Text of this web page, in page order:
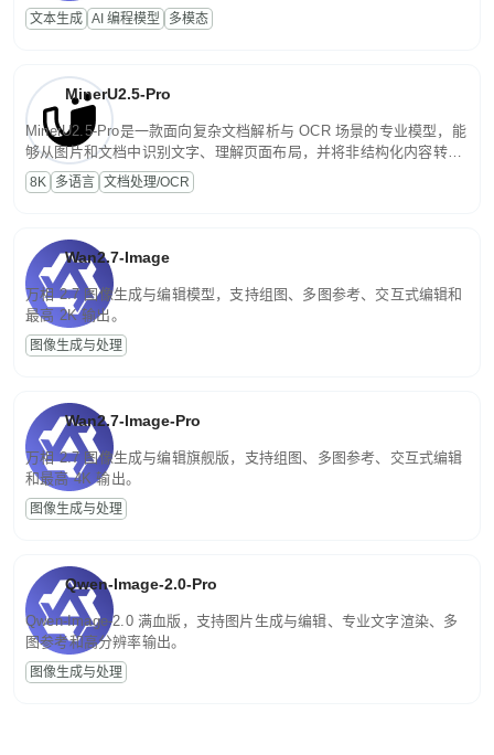
话端到端交付生产级成果。原生视觉理解贯穿规划、执行与验证全流
程，支持超长文档与长视频的深度语义解析。长程任务中自主规划与
文本生成 AI 编程模型 多模态
MinerU2.5-Pro
MinerU2.5-Pro是一款面向复杂文档解析与 OCR 场景的专业模型，能
够从图片和文档中识别文字、理解页面布局，并将非结构化内容转换
为便于存储、检索和二次处理的结构化结果。
8K 多语言 文档处理/OCR
Wan2.7-Image
万相 2.7 图像生成与编辑模型，支持组图、多图参考、交互式编辑和
最高 2K 输出。
图像生成与处理
Wan2.7-Image-Pro
万相 2.7 图像生成与编辑旗舰版，支持组图、多图参考、交互式编辑
和最高 4K 输出。
图像生成与处理
Qwen-Image-2.0-Pro
Qwen-Image-2.0 满血版，支持图片生成与编辑、专业文字渲染、多
图参考和高分辨率输出。
图像生成与处理